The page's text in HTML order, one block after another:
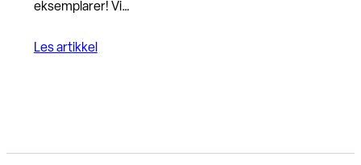
eksemplarer! Vi…
Les artikkel